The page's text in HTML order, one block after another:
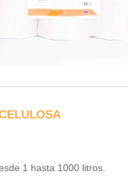
1 hasta 1000 litros.